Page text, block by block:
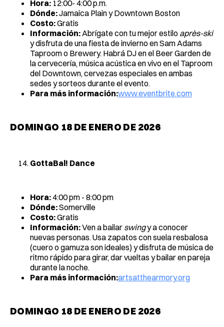
Hora: 12:00- 4:00 p.m.
Dónde:Jamaica Plain y Downtown Boston
Costo:Gratis
Información:Abrígate con tu mejor estilo après-ski
y disfruta de una fiesta de invierno en Sam Adams
Taproom o Brewery. Habrá DJ en el Beer Garden de
la cervecería, música acústica en vivo en el Taproom
del Downtown, cervezas especiales en ambas
sedes y sorteos durante el evento.
Para más información:www.eventbrite.com
DOMINGO 18 DE ENERO DE 2026
GottaBal! Dance
Hora:4:00 pm - 8:00 pm
Dónde:Somerville
Costo:Gratis
Información:Ven a bailar swingy a conocer
nuevas personas. Usa zapatos con suela resbalosa
(cuero o gamuza son ideales) y disfruta de música de
ritmo rápido para girar, dar vueltas y bailar en pareja
durante la noche.
Para más información:artsatthearmory.org
DOMINGO 18 DE ENERO DE 2026